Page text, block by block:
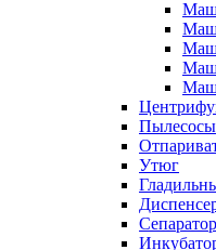
Пылесосы
Утюг
Сепаратор